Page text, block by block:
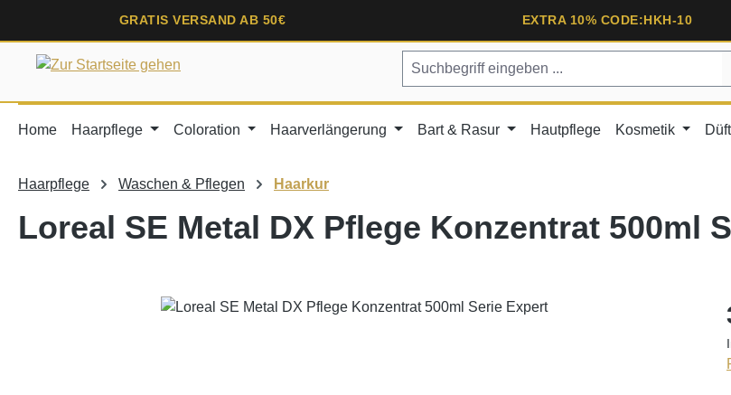
Zur Hauptnavigation springen
GRATIS VERSAND AB 50€ EXTRA 10% CODE:HKH-10
Home Haarpflege Coloration Haarverlängerung Bart & Rasur Hautpflege Kosmetik
Haarpflege Waschen & Pflegen Haarkur
Loreal SE Metal DX Pflege Konzentrat 500ml
Bildergalerie überspringen